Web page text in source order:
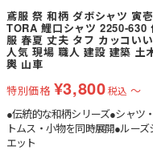
鳶服 祭 和柄 ダボシャツ 寅壱
TORA 鯉口シャツ 2250-630
服 春夏 丈夫 タフ カッコい
人気 現場 職人 建設 建築 土
輿 山車
特別価格 ¥3,800税込 〜
●伝統的な和柄シリーズ●シャツ
トムス・小物を同時展開●ルーズ
エット